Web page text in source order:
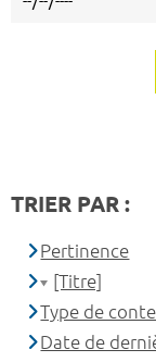
TRIER PAR :
Pertinence
[Titre]
Type de
Date de